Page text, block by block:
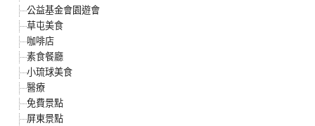
公益基金會園遊會
草屯美食
咖啡店
素食餐廳
小琉球美食
醫療
免費景點
屏東景點